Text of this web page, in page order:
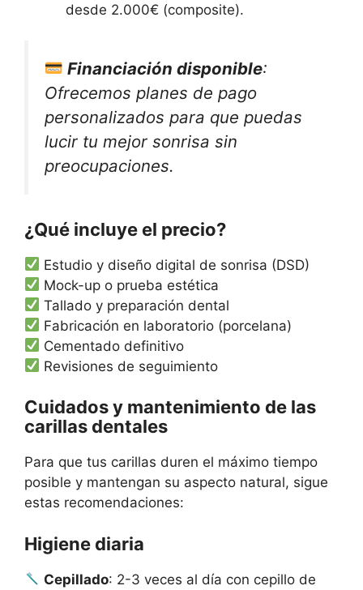
desde 2.000€ (composite).
Financiación disponible:
Ofrecemos planes de pago
personalizados para que puedas
lucir tu mejor sonrisa sin
preocupaciones.
¿Qué incluye el precio?
Estudio y diseño digital de sonrisa (DSD)
Mock-up o prueba estética
Tallado y preparación dental
Fabricación en laboratorio (porcelana)
Cementado definitivo
Revisiones de seguimiento
Cuidados y mantenimiento de las
carillas dentales
Para que tus carillas duren el máximo tiempo
posible y mantengan su aspecto natural, sigue
estas recomendaciones:
Higiene diaria
Cepillado: 2-3 veces al día con cepillo de